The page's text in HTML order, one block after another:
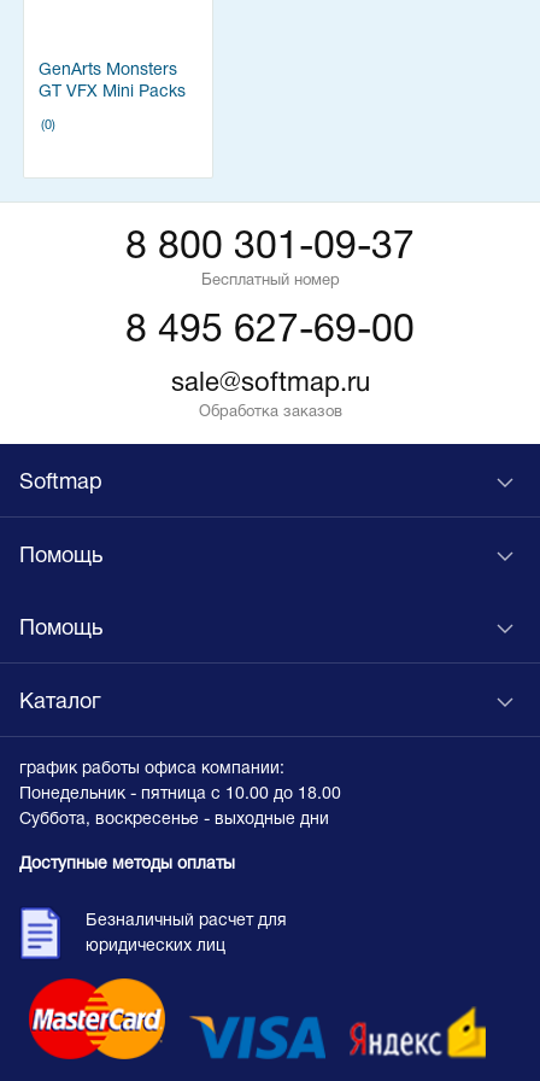
GenArts Monsters
GT VFX Mini Packs
(0)
8 800 301-09-37
Бесплатный номер
8 495 627-69-00
sale@softmap.ru
Обработка заказов
Softmap
Помощь
Помощь
Каталог
график работы офиса компании:
Понедельник - пятница с 10.00 до 18.00
Суббота, воскресенье - выходные дни
Доступные методы оплаты
Безналичный расчет для
юридических лиц